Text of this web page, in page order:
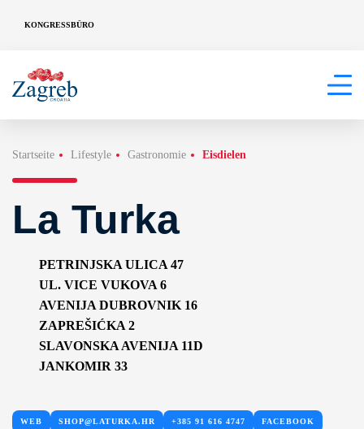
KONGRESSBÜRO
Startseite Lifestyle Gastronomie Eisdielen
La Turka
PETRINJSKA ULICA 47
UL. VICE VUKOVA 6
AVENIJA DUBROVNIK 16
ZAPREŠIĆKA 2
SLAVONSKA AVENIJA 11D
JANKOMIR 33
WEB SHOP@LATURKA.HR +385 91 616 4747 FACEBOOK